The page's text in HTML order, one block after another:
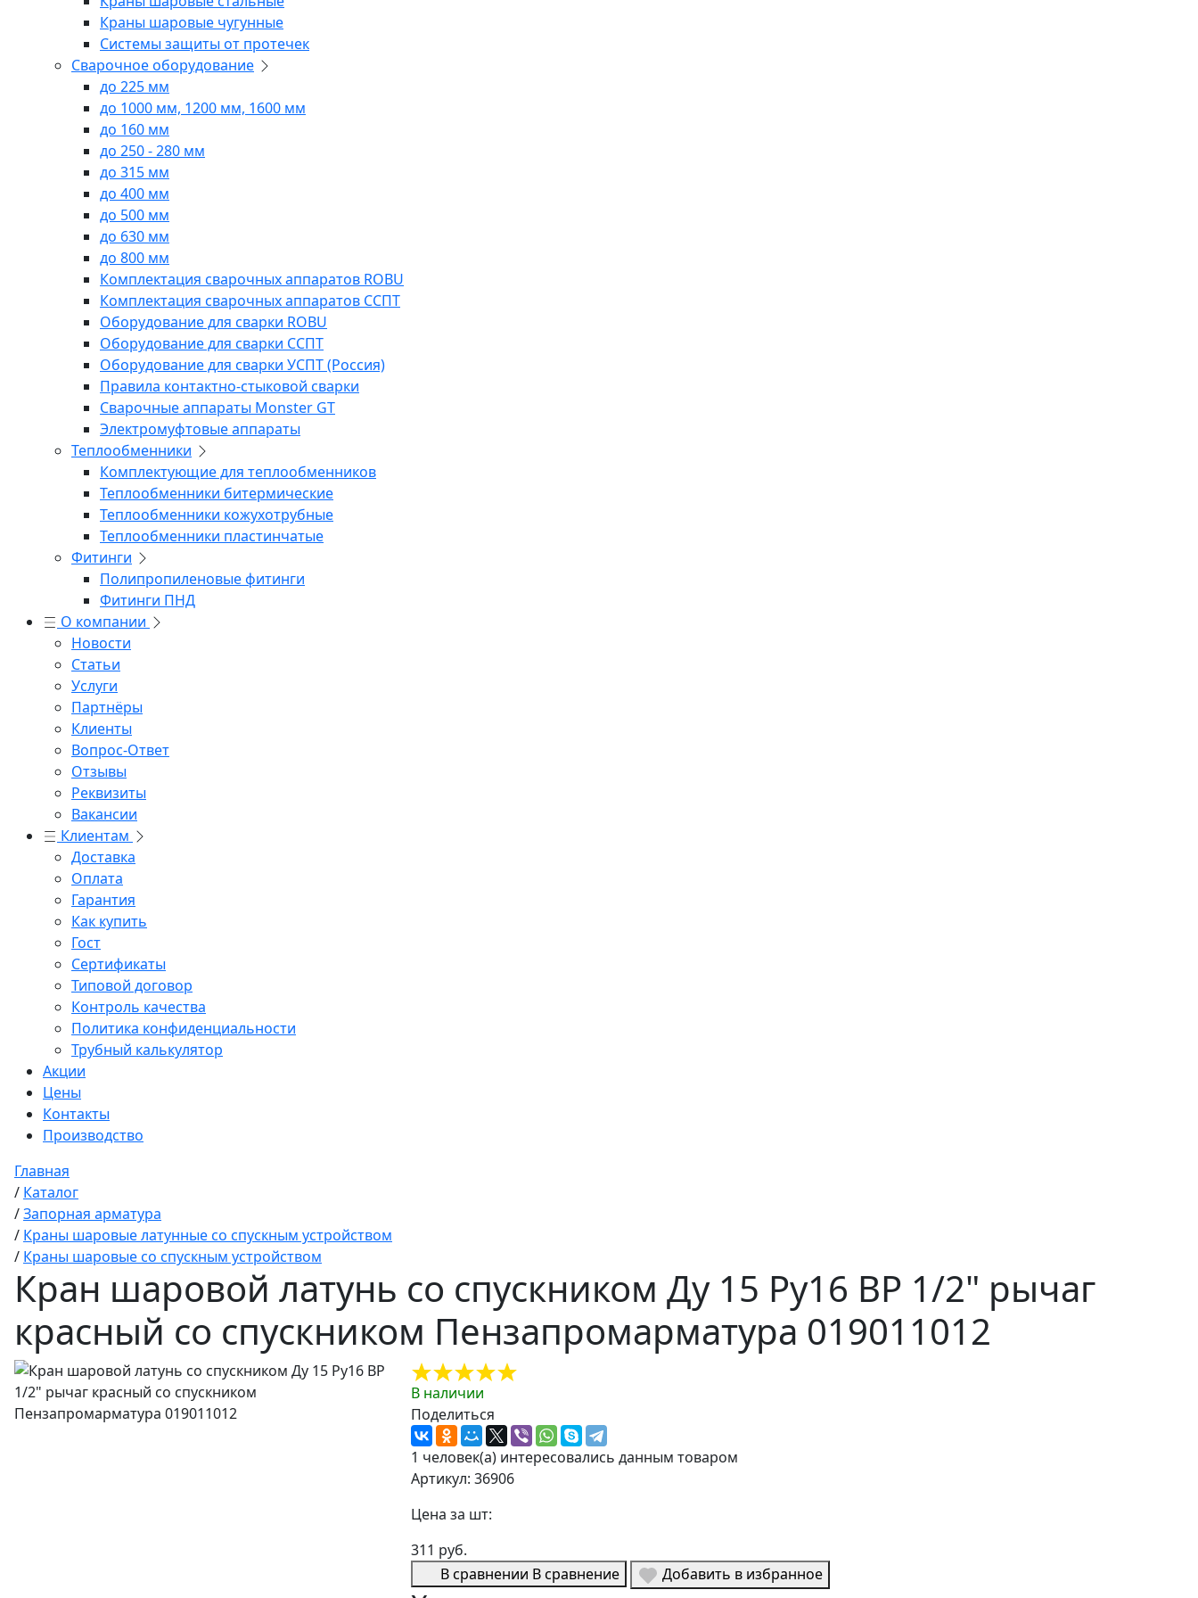
Краны шаровые чугунные
Системы защиты от протечек
Сварочное оборудование
до 225 мм
до 1000 мм, 1200 мм, 1600 мм
до 160 мм
до 250 - 280 мм
до 315 мм
до 400 мм
до 500 мм
до 630 мм
до 800 мм
Комплектация сварочных аппаратов ROBU
Комплектация сварочных аппаратов ССПТ
Оборудование для сварки ROBU
Оборудование для сварки ССПТ
Оборудование для сварки УСПТ (Россия)
Правила контактно-стыковой сварки
Сварочные аппараты Monster GT
Электромуфтовые аппараты
Теплообменники
Комплектующие для теплообменников
Теплообменники битермические
Теплообменники кожухотрубные
Теплообменники пластинчатые
Фитинги
Полипропиленовые фитинги
Фитинги ПНД
О компании
Новости
Статьи
Услуги
Партнёры
Клиенты
Вопрос-Ответ
Отзывы
Реквизиты
Вакансии
Клиентам
Доставка
Оплата
Гарантия
Как купить
Гост
Сертификаты
Типовой договор
Контроль качества
Политика конфиденциальности
Трубный калькулятор
Акции
Цены
Контакты
Производство
Главная
/ Каталог
/Запорная арматура
/ Краны шаровые латунные со спускным устройством
/ Краны шаровые со спускным устройством
Кран шаровой латунь со спускником Ду 15 Ру16 ВР 1/2" рычаг
красный со спускником Пензапромарматура 019011012
В наличии
Поделиться
1 человек(а) интересовались данным товаром
Артикул: 36906
Цена за шт:
311 руб.
В сравнении В сравнение Добавить в избранное